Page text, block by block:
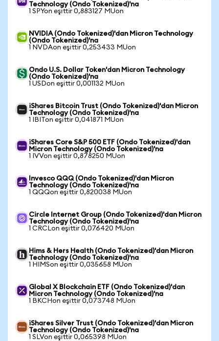
Technology (Ondo Tokenized)'na
1 SPYon eşittir 0,883127 MUon
NVIDIA (Ondo Tokenized)'dan Micron Technology
(Ondo Tokenized)'na
1 NVDAon eşittir 0,253433 MUon
Ondo U.S. Dollar Token'dan Micron Technology
(Ondo Tokenized)'na
1 USDon eşittir 0,001132 MUon
iShares Bitcoin Trust (Ondo Tokenized)'dan Micron
Technology (Ondo Tokenized)'na
1 IBITon eşittir 0,041871 MUon
iShares Core S&P 500 ETF (Ondo Tokenized)'dan
Micron Technology (Ondo Tokenized)'na
1 IVVon eşittir 0,878250 MUon
Invesco QQQ (Ondo Tokenized)'dan Micron
Technology (Ondo Tokenized)'na
1 QQQon eşittir 0,820038 MUon
Circle Internet Group (Ondo Tokenized)'dan Micron
Technology (Ondo Tokenized)'na
1 CRCLon eşittir 0,076420 MUon
Hims & Hers Health (Ondo Tokenized)'dan Micron
Technology (Ondo Tokenized)'na
1 HIMSon eşittir 0,035658 MUon
Global X Blockchain ETF (Ondo Tokenized)'dan
Micron Technology (Ondo Tokenized)'na
1 BKCHon eşittir 0,073748 MUon
iShares Silver Trust (Ondo Tokenized)'dan Micron
Technology (Ondo Tokenized)'na
1 SLVon eşittir 0,065398 MUon